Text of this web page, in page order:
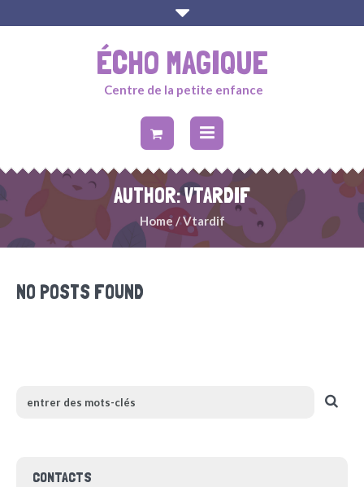
ÉCHO MAGIQUE
Centre de la petite enfance
AUTHOR:VTARDIF
Home/Vtardif
NO POSTS FOUND
CONTACTS